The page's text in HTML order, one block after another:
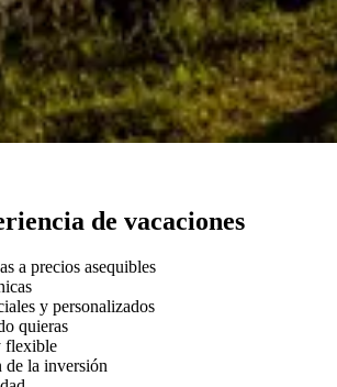
de vacaciones
a precios asequibles
y personalizados
quieras
flexible
de la inversión